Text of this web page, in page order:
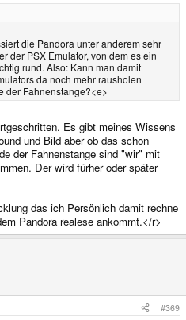
die Pandora unter anderem sehr
der PSX Emulator, von dem es ein
rund. Also: Kann man damit
da noch mehr rausholen
der Fahnenstange?<e>
Es gibt meines Wissens
und Bild aber ob das schon
der Fahnenstange sind "wir" mit
Der wird fürher oder später
das ich Persönlich damit rechne
Pandora realese ankommt.</r>
#369